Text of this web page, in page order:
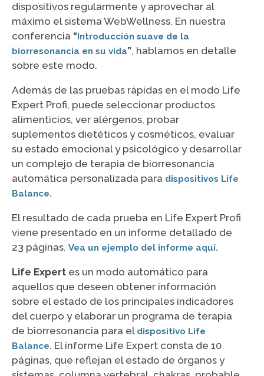
dispositivos regularmente y aprovechar al
máximo el sistema WebWellness. En nuestra
conferencia “Introducción suave de la
biorresonancia en su vida”, hablamos en detalle
sobre este modo.
Además de las pruebas rápidas en el modo Life
Expert Profi, puede seleccionar productos
alimenticios, ver alérgenos, probar
suplementos dietéticos y cosméticos, evaluar
su estado emocional y psicológico y desarrollar
un complejo de terapia de biorresonancia
automática personalizada para dispositivos Life
Balance.
El resultado de cada prueba en Life Expert Profi
viene presentado en un informe detallado de
23 páginas. Vea un ejemplo del informe aquí.
Life Expert es un modo automático para
aquellos que deseen obtener información
sobre el estado de los principales indicadores
del cuerpo y elaborar un programa de terapia
de biorresonancia para el dispositivo Life
Balance. El informe Life Expert consta de 10
páginas, que reflejan el estado de órganos y